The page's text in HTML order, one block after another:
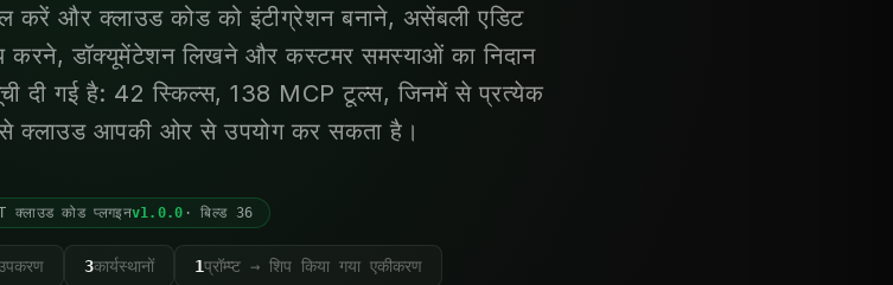
करें और क्लाउड कोड को इंटीग्रेशन बनाने, असेंबली एडिट
करने, डॉक्यूमेंटेशन लिखने और कस्टमर समस्याओं का निदान
दी गई है: 42 स्किल्स, 138 MCP टूल्स, जिनमें से प्रत्येक
क्लाउड आपकी ओर से उपयोग कर सकता है।
क्लाउड कोड प्लगइनv1.0.0 · बिल्ड 36
3कार्यस्थानों 1प्रॉम्प्ट → शिप किया गया एकीकरण